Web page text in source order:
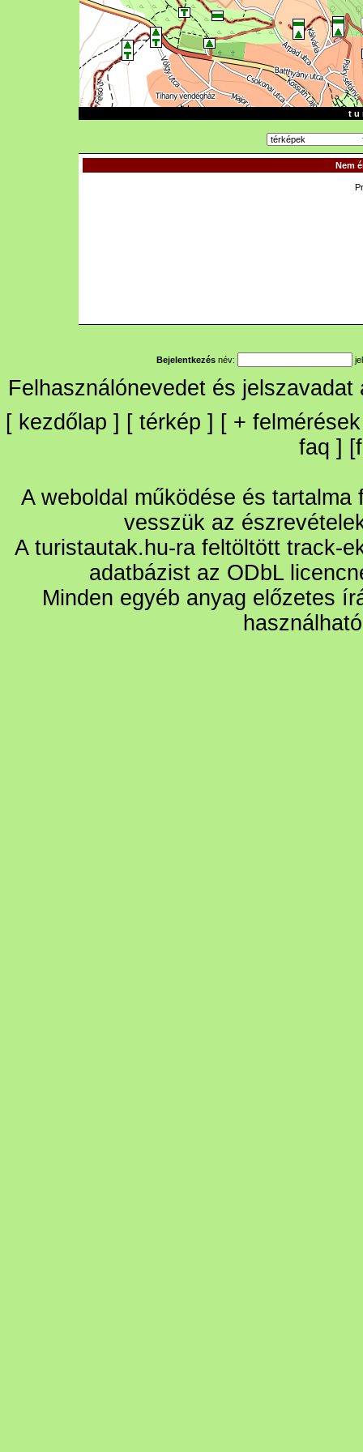
t u
Nem
Bejelentkezés név:
Felhasználónevedet és
[ kezdőlap ] [ térkép ] [ + felmérések
faq ] [
A weboldal működése és
vesszük az
A turistautak.hu-ra feltöltött track-
adatbázist az ODbL
Minden egyéb anyag előzetes